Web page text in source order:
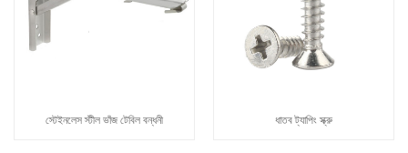
স্টেইনলেস স্টীল ভাঁজ টেবিল বন্ধনী ধাতব ট্যাপিং স্ক্রু